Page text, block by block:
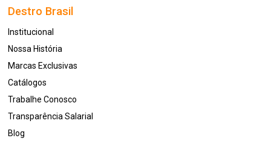
Destro Brasil
Institucional
Nossa História
Marcas Exclusivas
Catálogos
Trabalhe Conosco
Transparência Salarial
Blog